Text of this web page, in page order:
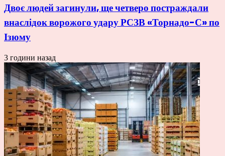
Двоє людей загинули, ще четверо постраждали
внаслідок ворожого удару РСЗВ «Торнадо-С» по
Ізюму
3 години назад